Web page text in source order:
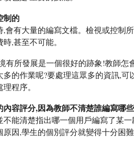
制的
,會有大量的編寫文檔。檢視或控制
,甚至不可能。
有所發展是一個很好的跡象!教師怎
多的作業呢?要處理這眾多的資訊,可
程序。
內容評分,因為教師不清楚誰編寫哪
不能清楚指出哪一個用戶編寫了某
原因,學生的個別評分就變得十分困